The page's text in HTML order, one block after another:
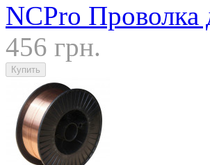
NCPro Проволка
456 грн.